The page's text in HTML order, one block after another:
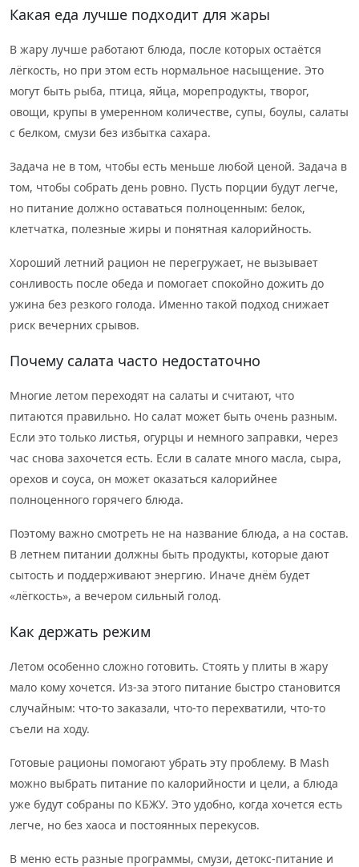
Какая еда лучше подходит для жары
В жару лучше работают блюда, после которых остаётся
лёгкость, но при этом есть нормальное насыщение. Это
могут быть рыба, птица, яйца, морепродукты, творог,
овощи, крупы в умеренном количестве, супы, боулы, салаты
с белком, смузи без избытка сахара.
Задача не в том, чтобы есть меньше любой ценой. Задача в
том, чтобы собрать день ровно. Пусть порции будут легче,
но питание должно оставаться полноценным: белок,
клетчатка, полезные жиры и понятная калорийность.
Хороший летний рацион не перегружает, не вызывает
сонливость после обеда и помогает спокойно дожить до
ужина без резкого голода. Именно такой подход снижает
риск вечерних срывов.
Почему салата часто недостаточно
Многие летом переходят на салаты и считают, что
питаются правильно. Но салат может быть очень разным.
Если это только листья, огурцы и немного заправки, через
час снова захочется есть. Если в салате много масла, сыра,
орехов и соуса, он может оказаться калорийнее
полноценного горячего блюда.
Поэтому важно смотреть не на название блюда, а на состав.
В летнем питании должны быть продукты, которые дают
сытость и поддерживают энергию. Иначе днём будет
«лёгкость», а вечером сильный голод.
Как держать режим
Летом особенно сложно готовить. Стоять у плиты в жару
мало кому хочется. Из-за этого питание быстро становится
случайным: что-то заказали, что-то перехватили, что-то
съели на ходу.
Готовые рационы помогают убрать эту проблему. В Mash
можно выбрать питание по калорийности и цели, а блюда
уже будут собраны по КБЖУ. Это удобно, когда хочется есть
легче, но без хаоса и постоянных перекусов.
В меню есть разные программы, смузи, детокс-питание и